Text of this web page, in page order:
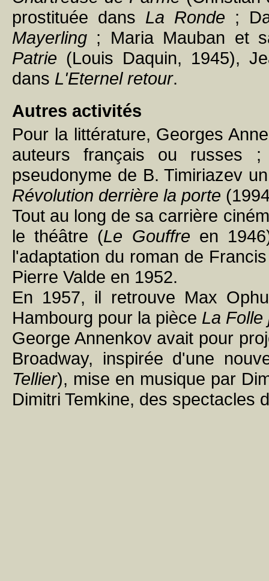
prostituée dans La Ronde ;
Mayerling ; Maria Mauban et
Patrie (Louis Daquin, 1945),
dans L'Eternel retour.
Autres activités
Pour la littérature, Georges
auteurs français ou russes
pseudonyme de B. Timiriazev
Révolution derrière la porte
Tout au long de sa carrière
le théâtre (Le Gouffre en
l'adaptation du roman de
Pierre Valde en 1952.
En 1957, il retrouve Max
Hambourg pour la pièce La Folle
George Annenkov avait pour
Broadway, inspirée d'une
Tellier), mise en musique par
Dimitri Temkine, des spectacles